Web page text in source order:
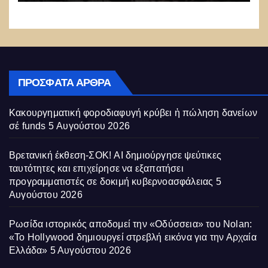
ΠΡΌΣΦΑΤΑ ΆΡΘΡΑ
Κακουργηματική φοροδιαφυγή κρύβει ἡ πώληση δανείων
σέ funds 5 Αυγούστου 2026
Βρετανική έκθεση-ΣΟΚ! AI δημιούργησε ψεύτικες
ταυτότητες και επιχείρησε να εξαπατήσει
προγραμματιστές σε δοκιμή κυβερνοασφάλειας 5
Αυγούστου 2026
Ρωσίδα ιστορικός αποδομεί την «Οδύσσεια» του Nolan:
«Το Hollywood δημιουργεί στρεβλή εικόνα για την Αρχαία
Ελλάδα» 5 Αυγούστου 2026